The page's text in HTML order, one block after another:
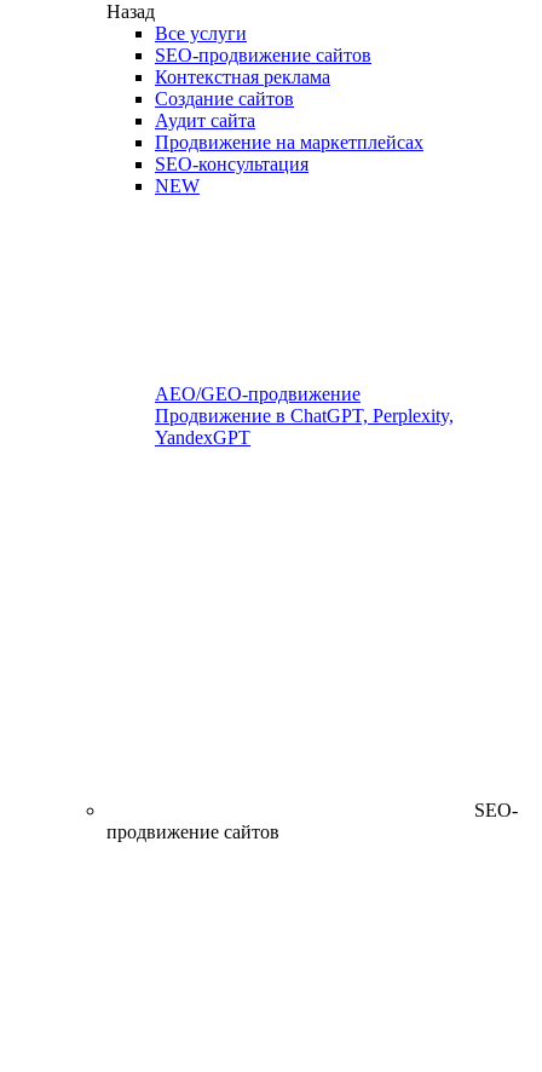
Назад
Все услуги
SEO-продвижение сайтов
Контекстная реклама
Создание сайтов
Аудит сайта
Продвижение на маркетплейсах
SEO-консультация
NEW
AEO/GEO-продвижение
Продвижение в ChatGPT, Perplexity,
YandexGPT
SEO-
продвижение сайтов